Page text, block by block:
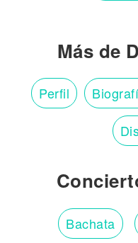
Más de
Perfil
Bachata